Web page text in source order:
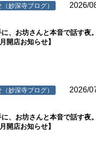
妙深寺ブログ） 2026/
に、お坊さんと本音で話す夜
開店お知らせ】
妙深寺ブログ） 2026/
に、お坊さんと本音で話す夜
開店お知らせ】